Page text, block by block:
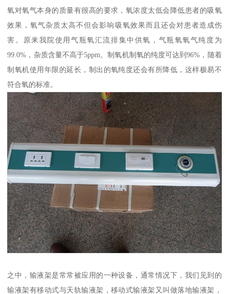
氧对氧气本身的质量有很高的要求，氧浓度太低会降低患者的吸氧
效果，氧气杂质太高不但会影响吸氧效果而且还会对患者造成伤
害。原来我院使用气瓶氧汇流排集中供氧，气瓶氧氧气纯度为
99.0%，杂质含量不高于5ppm。制氧机制氧的纯度可达到96%，随着
制氧机使用年限的延长，制出的氧纯度还会有所降低，这样极易不
符合氧的标准。
之中，输液架是常常被应用的一种设备，通常情况下，我们见到的
输液架有移动式与天轨输液架，移动式输液架又叫做落地输液架，